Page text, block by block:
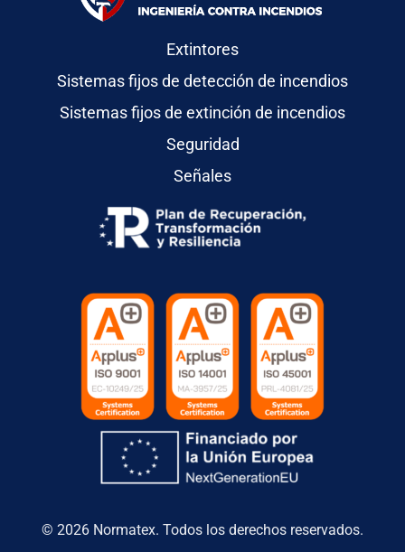
Extintores
Sistemas fijos de detección de incendios
Sistemas fijos de extinción de incendios
Seguridad
Señales
© 2026 Normatex. Todos los derechos reservados.